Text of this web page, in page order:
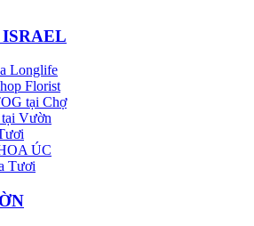
Longlife
Florist
tại Chợ
Vườn
ÚC
Tươi